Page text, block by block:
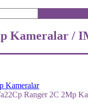
Kameralar /
Kameralar
Ranger 2C 2Mp